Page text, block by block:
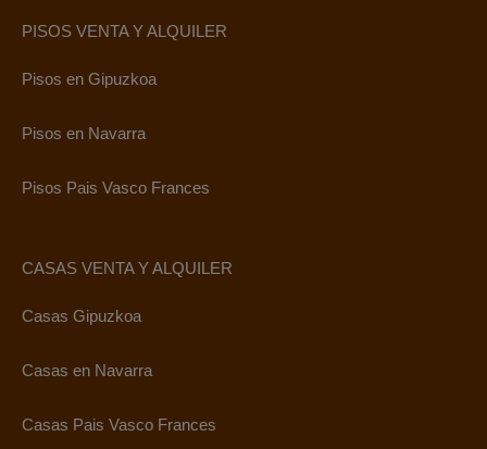
PISOS VENTA Y ALQUILER
Pisos en Gipuzkoa
Pisos en Navarra
Pisos Pais Vasco Frances
CASAS VENTA Y ALQUILER
Casas Gipuzkoa
Casas en Navarra
Casas Pais Vasco Frances